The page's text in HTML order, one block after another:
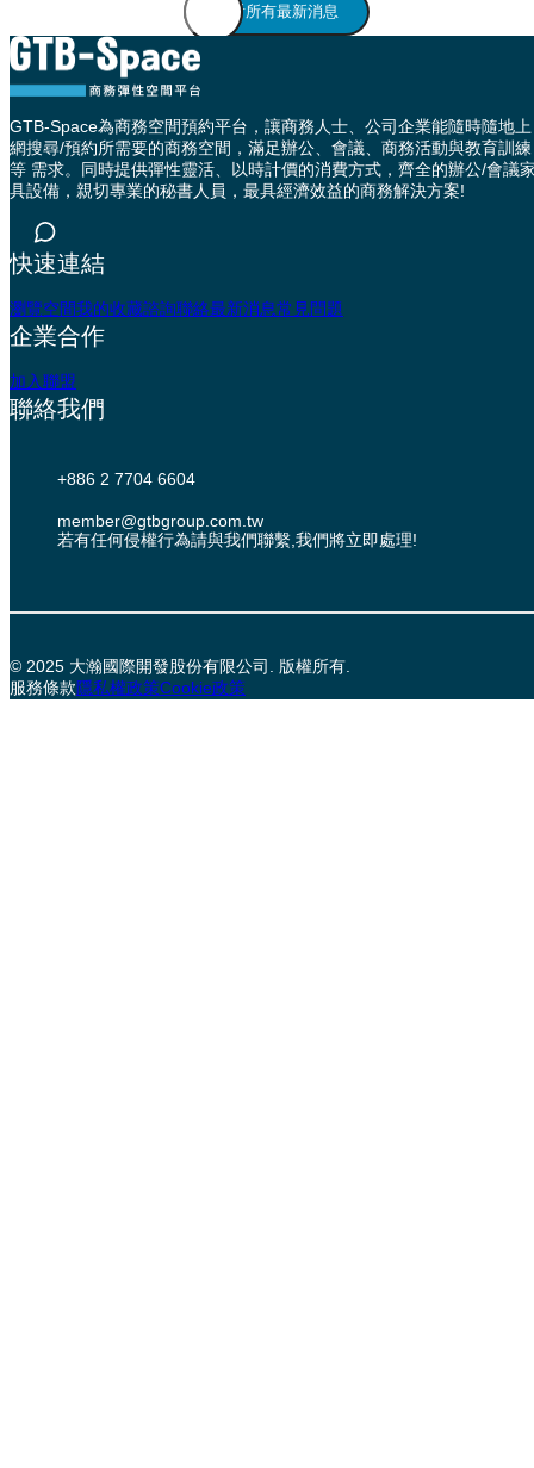
查看所有最新消息
GTB-Space為商務空間預約平台，讓商務人士、公司企業能隨時隨地上
網搜尋/預約所需要的商務空間，滿足辦公、會議、商務活動與教育訓練
等 需求。同時提供彈性靈活、以時計價的消費方式，齊全的辦公/會議
具設備，親切專業的秘書人員，最具經濟效益的商務解決方案!
快速連結
瀏覽空間我的收藏諮詢聯絡最新消息常見問題
企業合作
加入聯盟
聯絡我們
+886 2 7704 6604
member@gtbgroup.com.tw
若有任何侵權行為請與我們聯繫,我們將立即處理!
© 2025 大瀚國際開發股份有限公司. 版權所有.
服務條款隱私權政策Cookie政策